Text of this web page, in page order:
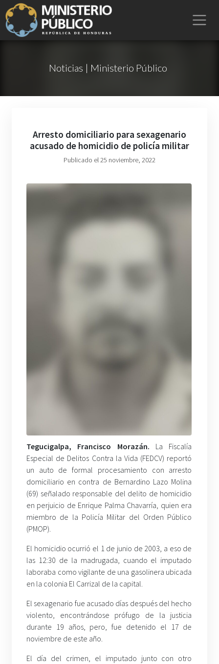
Noticias | Ministerio Público
Arresto domiciliario para sexagenario
acusado de homicidio de policía militar
Publicado el 25 noviembre, 2022
Tegucigalpa, Francisco Morazán. La Fiscalía
Especial de Delitos Contra la Vida (FEDCV) reportó
un auto de formal procesamiento con arresto
domiciliario en contra de Bernardino Lazo Molina
(69) señalado responsable del delito de homicidio
en perjuicio de Enrique Palma Chavarría, quien era
miembro de la Policía Militar del Orden Público
(PMOP).
El homicidio ocurrió el 1 de junio de 2003, a eso de
las 12:30 de la madrugada, cuando el imputado
laboraba como vigilante de una gasolinera ubicada
en la colonia El Carrizal de la capital.
El sexagenario fue acusado días después del hecho
violento, encontrándose prófugo de la justicia
durante 19 años, pero, fue detenido el 17 de
noviembre de este año.
El día del crimen, el imputado junto con otro